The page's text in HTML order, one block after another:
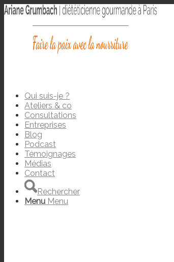
Qui suis-je ?
Ateliers & co
Consultations
Entreprises
Blog
Podcast
Témoignages
Médias
Contact
Rechercher
Menu Menu